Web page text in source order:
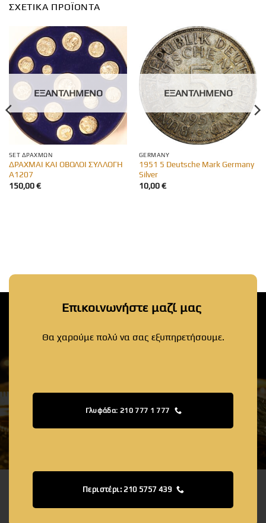
ΣΧΕΤΙΚΆ ΠΡΟΪΌΝΤΑ
ΕΞΑΝΤΛΗΜΈΝΟ
SET ΔΡΑΧΜΏΝ
ΔΡΑΧΜΑΙ ΚΑΙ ΟΒΟΛΟΙ ΣΥΛΛΟΓΗ
Α1207
150,00€
ΕΞΑΝΤΛΗΜΈΝΟ
GERMANY
1951 5 Deutsche Mark Germany
Silver
10,00€
Επικοινωνήστε μαζί μας
Θα χαρούμε πολύ να σας εξυπηρετήσουμε.
Γλυφάδα: 210 777 1 777
Περιστέρι: 210 5757 439